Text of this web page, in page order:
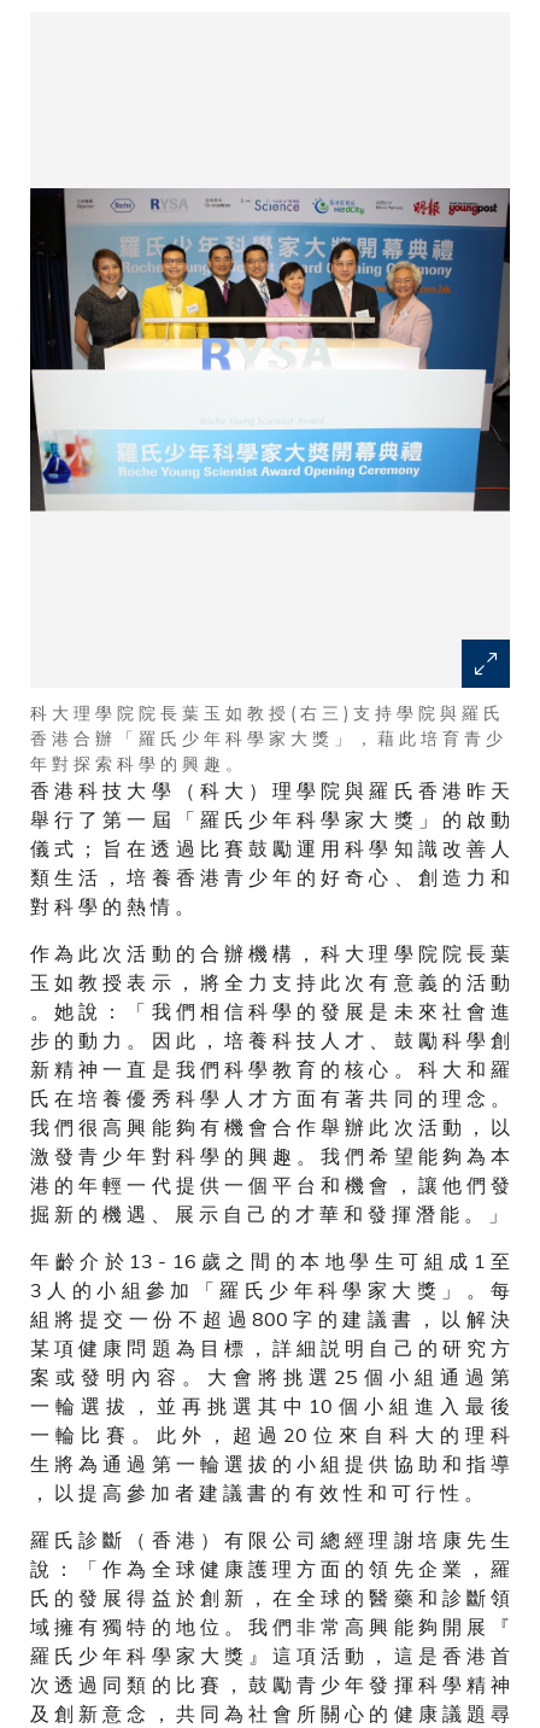
科 大 理 學 院 院 長 葉 玉 如 教 授 ( 右 三 ) 支 持 學 院 與 羅 氏
香 港 合 辦 「 羅 氏 少 年 科 學 家 大 獎 」 ， 藉 此 培 育 青 少
年 對 探 索 科 學 的 興 趣 。
香 港 科 技 大 學 （ 科 大 ） 理 學 院 與 羅 氏 香 港 昨 天
舉 行 了 第 一 屆 「 羅 氏 少 年 科 學 家 大 獎 」 的 啟 動
儀 式 ； 旨 在 透 過 比 賽 鼓 勵 運 用 科 學 知 識 改 善 人
類 生 活 ， 培 養 香 港 青 少 年 的 好 奇 心 、 創 造 力 和
對 科 學 的 熱 情 。
作 為 此 次 活 動 的 合 辦 機 構 ， 科 大 理 學 院 院 長 葉
玉 如 教 授 表 示 ， 將 全 力 支 持 此 次 有 意 義 的 活 動
。 她 說 ： 「 我 們 相 信 科 學 的 發 展 是 未 來 社 會 進
步 的 動 力 。 因 此 ， 培 養 科 技 人 才 、 鼓 勵 科 學 創
新 精 神 一 直 是 我 們 科 學 教 育 的 核 心 。 科 大 和 羅
氏 在 培 養 優 秀 科 學 人 才 方 面 有 著 共 同 的 理 念 。
我 們 很 高 興 能 夠 有 機 會 合 作 舉 辦 此 次 活 動 ， 以
激 發 青 少 年 對 科 學 的 興 趣 。 我 們 希 望 能 夠 為 本
港 的 年 輕 一 代 提 供 一 個 平 台 和 機 會 ， 讓 他 們 發
掘 新 的 機 遇 、 展 示 自 己 的 才 華 和 發 揮 潛 能 。 」
年 齡 介 於 13 - 16 歲 之 間 的 本 地 學 生 可 組 成 1 至
3 人 的 小 組 參 加 「 羅 氏 少 年 科 學 家 大 獎 」 。 每
組 將 提 交 一 份 不 超 過 800 字 的 建 議 書 ， 以 解 決
某 項 健 康 問 題 為 目 標 ， 詳 細 説 明 自 己 的 研 究 方
案 或 發 明 內 容 。 大 會 將 挑 選 25 個 小 組 通 過 第
一 輪 選 拔 ， 並 再 挑 選 其 中 10 個 小 組 進 入 最 後
一 輪 比 賽 。 此 外 ， 超 過 20 位 來 自 科 大 的 理 科
生 將 為 通 過 第 一 輪 選 拔 的 小 組 提 供 協 助 和 指 導
， 以 提 高 參 加 者 建 議 書 的 有 效 性 和 可 行 性 。
羅 氏 診 斷 （ 香 港 ） 有 限 公 司 總 經 理 謝 培 康 先 生
說 ： 「 作 為 全 球 健 康 護 理 方 面 的 領 先 企 業 ， 羅
氏 的 發 展 得 益 於 創 新 ， 在 全 球 的 醫 藥 和 診 斷 領
域 擁 有 獨 特 的 地 位 。 我 們 非 常 高 興 能 夠 開 展 『
羅 氏 少 年 科 學 家 大 獎 』 這 項 活 動 ， 這 是 香 港 首
次 透 過 同 類 的 比 賽 ， 鼓 勵 青 少 年 發 揮 科 學 精 神
及 創 新 意 念 ， 共 同 為 社 會 所 關 心 的 健 康 議 題 尋